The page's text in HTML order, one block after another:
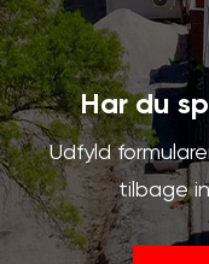
Har du
Udfyld
tilbage